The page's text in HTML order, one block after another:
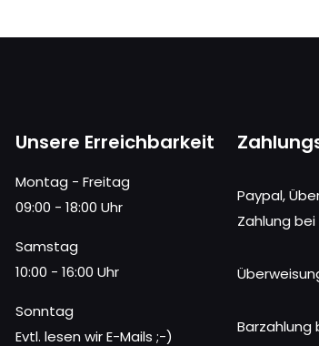
Unsere Erreichbarkeit
Montag - Freitag
09:00 - 18:00 Uhr
Samstag
10:00 - 16:00 Uhr
Sonntag
Evtl. lesen wir E-Mails ;-)
Paypal,
Zahlung
Barzahlung